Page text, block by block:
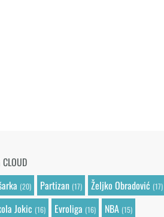
CLOUD
(20) Partizan (17) Željko Obradović (17)
Jokic (16) Evroliga (16) NBA (15)